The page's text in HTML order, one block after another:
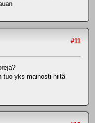
#11
tuo yks mainosti niitä